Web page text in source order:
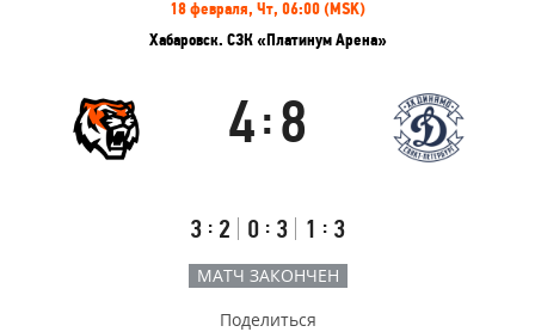
18 февраля, Чт, 06:00 (MSK)
Хабаровск. СЗК «Платинум Арена»
Амурские
Тигры
4 : 8
Первый
тайм
3 : 2
Второй
тайм
0 : 3
Третий
тайм
1 : 3
МХК
Динамо
СПб
МАТЧ ЗАКОНЧЕН
Поделиться